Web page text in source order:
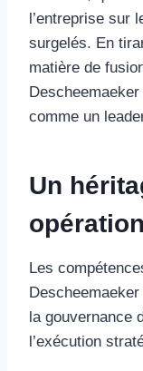
l’entreprise sur
surgelés. En
matière de
comme un
Un
Les
la gouvernance
l’exécution